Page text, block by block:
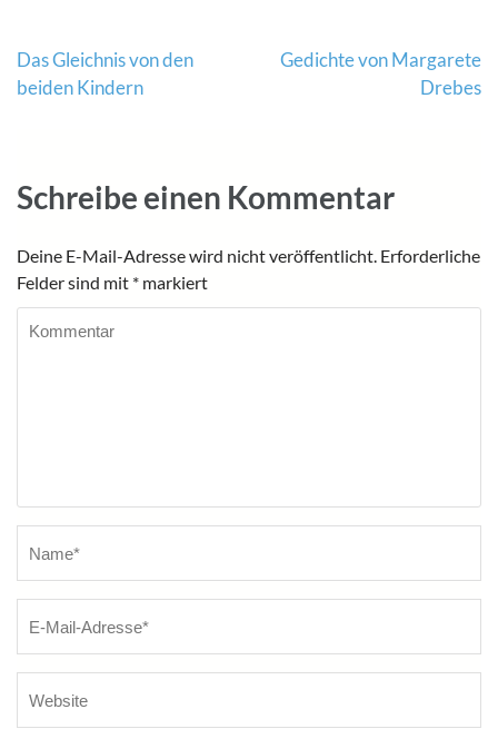
Beitragsnavigation
Das Gleichnis von den
beiden Kindern
Gedichte von Margarete
Drebes
Schreibe einen Kommentar
Deine E-Mail-Adresse wird nicht veröffentlicht. Erforderliche
Felder sind mit * markiert